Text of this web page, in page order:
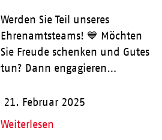
Werden Sie Teil unseres
Ehrenamtsteams! 💙 Möchten
Sie Freude schenken und Gutes
tun? Dann engagieren…
21. Februar 2025
Weiterlesen